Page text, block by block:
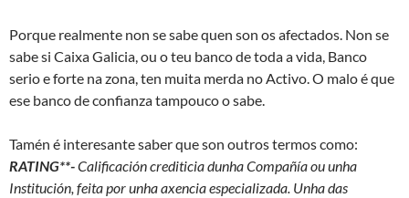
Porque realmente non se sabe quen son os afectados. Non se
sabe si Caixa Galicia, ou o teu banco de toda a vida, Banco
serio e forte na zona, ten muita merda no Activo. O malo é que
ese banco de confianza tampouco o sabe.
Tamén é interesante saber que son outros termos como:
RATING**-Calificación crediticia dunha Compañía ou unha
Institución, feita por unha axencia especializada. Unha das